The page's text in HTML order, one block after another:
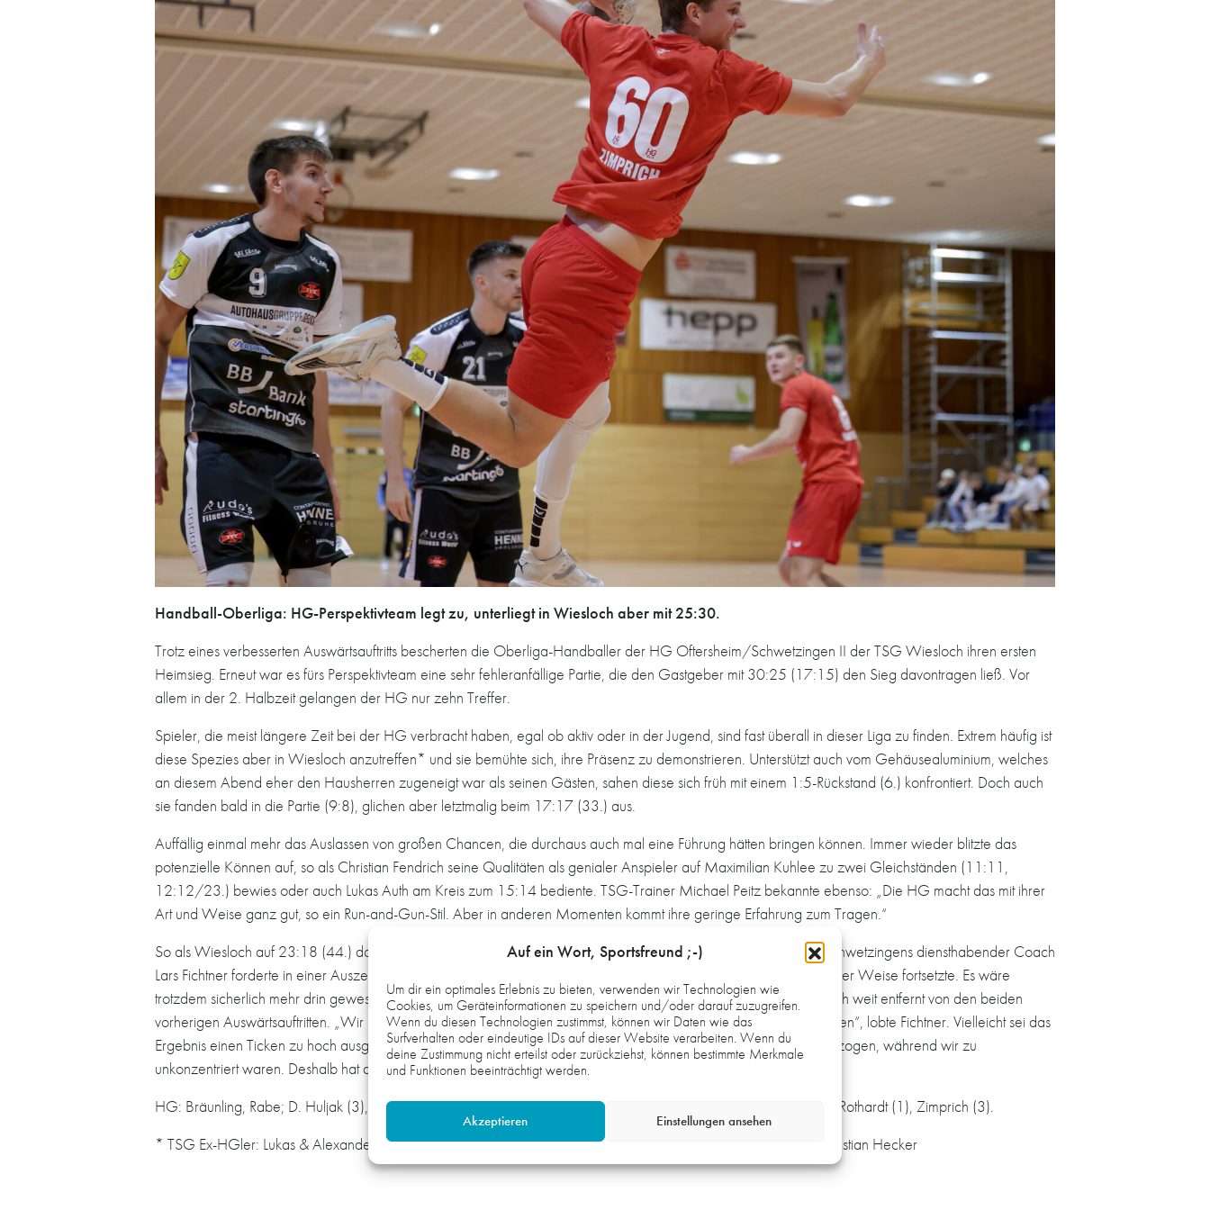
Auf ein Wort, Sportsfreund ;-)
Um dir ein optimales Erlebnis zu bieten, verwenden wir Technologien wie
Cookies, um Geräteinformationen zu speichern und/oder darauf zuzugreifen.
Wenn du diesen Technologien zustimmst, können wir Daten wie das
Surfverhalten oder eindeutige IDs auf dieser Website verarbeiten. Wenn du
deine Zustimmung nicht erteilst oder zurückziehst, können bestimmte Merkmale
und Funktionen beeinträchtigt werden.
Akzeptieren Einstellungen ansehen
Handball-Oberliga: HG-Perspektivteam legt zu, unterliegt in Wiesloch aber mit 25:30.
Trotz eines verbesserten Auswärtsauftritts bescherten die Oberliga-Handballer der HG Oftersheim/Schwetzingen II der TSG Wiesloch ihren ersten
Heimsieg. Erneut war es fürs Perspektivteam eine sehr fehleranfällige Partie, die den Gastgeber mit 30:25 (17:15) den Sieg davontragen ließ. Vor
allem in der 2. Halbzeit gelangen der HG nur zehn Treffer.
Spieler, die meist längere Zeit bei der HG verbracht haben, egal ob aktiv oder in der Jugend, sind fast überall in dieser Liga zu finden. Extrem häufig ist
diese Spezies aber in Wiesloch anzutreffen* und sie bemühte sich, ihre Präsenz zu demonstrieren. Unterstützt auch vom Gehäusealuminium, welches
an diesem Abend eher den Hausherren zugeneigt war als seinen Gästen, sahen diese sich früh mit einem 1:5-Rückstand (6.) konfrontiert. Doch auch
sie fanden bald in die Partie (9:8), glichen aber letztmalig beim 17:17 (33.) aus.
Auffällig einmal mehr das Auslassen von großen Chancen, die durchaus auch mal eine Führung hätten bringen können. Immer wieder blitzte das
potenzielle Können auf, so als Christian Fendrich seine Qualitäten als genialer Anspieler auf Maximilian Kuhlee zu zwei Gleichständen (11:11,
12:12/23.) bewies oder auch Lukas Auth am Kreis zum 15:14 bediente. TSG-Trainer Michael Peitz bekannte ebenso: „Die HG macht das mit ihrer
Art und Weise ganz gut, so ein Run-and-Gun-Stil. Aber in anderen Momenten kommt ihre geringe Erfahrung zum Tragen.“
So als Wiesloch auf 23:18 (44.) davonzog, womit der Endabstand schon vorzeitig hergestellt war. Oftersheim/Schwetzingens diensthabender Coach
Lars Fichtner forderte in einer Auszeit Konzentration, keine leichten Fehler mehr ein, was sich aber prompt in negativer Weise fortsetzte. Es wäre
trotzdem sicherlich mehr drin gewesen, war der allgemeine Tenor auf der unterlegenen Seite, war der Vortrag doch weit entfernt von den beiden
vorherigen Auswärtsauftritten. „Wir haben über weite Strecken sehr gut Paroli geboten, einen starken Kampf geboten“, lobte Fichtner. Vielleicht sei das
Ergebnis einen Ticken zu hoch ausgefallen. „Aber die clevere, erfahrenere Mannschaft hat das dann voll durchgezogen, während wir zu
unkonzentriert waren. Deshalb hat die TSG auch absolut verdient gewonnen.“
HG: Bräunling, Rabe; D. Huljak (3), Fendrich (2), Kuhlee (3), Auth (3), Nauß (3), Micke (4), Thüre (2), Braun (1), Rothardt (1), Zimprich (3).
* TSG Ex-HGler: Lukas & Alexander Sauer, Philipp Kinscherf, David Ganshorn, Kevin Körner, Nino Kirchner, Sebastian Hecker